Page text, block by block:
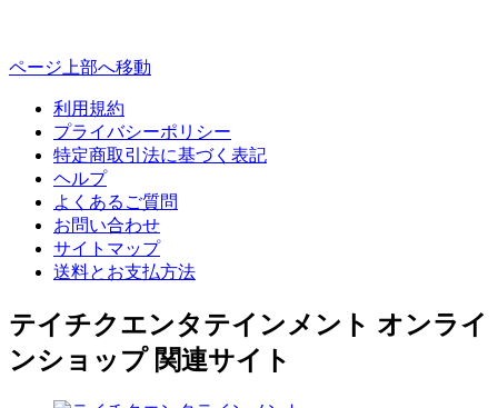
ページ上部へ移動
利用規約
プライバシーポリシー
特定商取引法に基づく表記
ヘルプ
よくあるご質問
お問い合わせ
サイトマップ
送料とお支払方法
テイチクエンタテインメント オンライ
ンショップ 関連サイト